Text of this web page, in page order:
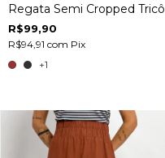
Regata Semi Cropped Tricô
R$99,90
R$94,91 com Pix
+1